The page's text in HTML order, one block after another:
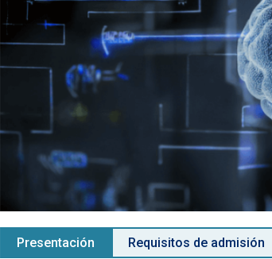
Presentación Requisitos de admisión